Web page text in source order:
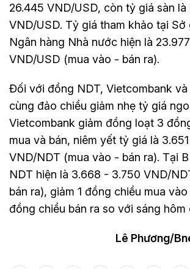
26.445 VND/USD, còn tỷ giá sàn là
VND/USD. Tỷ giá tham khảo tại Sở
Ngân hàng Nhà nước hiện là
VND/USD (mua vào - bán ra).
Đối với đồng NDT, Vietcombank và
cùng đảo chiều giảm nhẹ tỷ giá
Vietcombank giảm đồng loạt 3
mua và bán, niêm yết tỷ giá là
VND/NDT (mua vào - bán ra). Tại
NDT hiện là 3.668 - 3.750 VND/
bán ra), giảm 1 đồng chiều mua
đồng chiều bán ra so với sáng hôm
Lê Phương/